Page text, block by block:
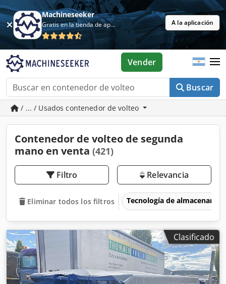
Machineseeker
Gratis en la tienda de aplicaciones A la aplicación
Buscar
Vender
/ ... / Usados contenedor de volteo
Contenedor de volteo de segunda
mano en venta (421)
Filtro Relevancia
Eliminar todos los filtros Tecnología de
Clasificado